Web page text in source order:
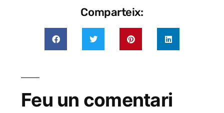
Comparteix:
Feu un comentari